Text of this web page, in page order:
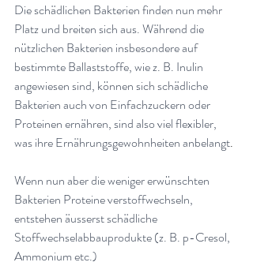
Die schädlichen Bakterien finden nun mehr
Platz und breiten sich aus. Während die
nützlichen Bakterien insbesondere auf
bestimmte Ballaststoffe, wie z. B. Inulin
angewiesen sind, können sich schädliche
Bakterien auch von Einfachzuckern oder
Proteinen ernähren, sind also viel flexibler,
was ihre Ernährungsgewohnheiten anbelangt.
Wenn nun aber die weniger erwünschten
Bakterien Proteine verstoffwechseln,
entstehen äusserst schädliche
Stoffwechselabbauprodukte (z. B. p-Cresol,
Ammonium etc.)